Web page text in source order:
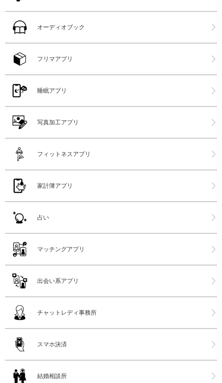
オーディオブック
フリマアプリ
睡眠アプリ
写真加工アプリ
フィットネスアプリ
家計簿アプリ
占い
マッチングアプリ
出会い系アプリ
チャットレディ事務所
スマホ決済
結婚相談所